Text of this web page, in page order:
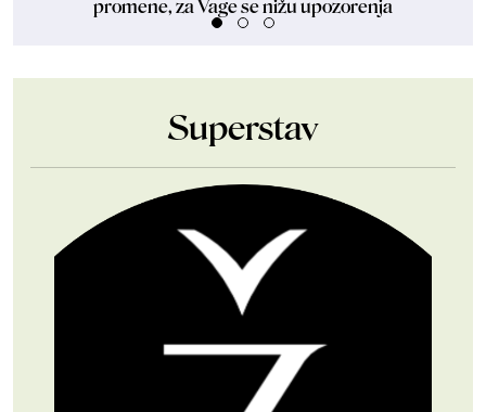
promene, za Vage se nižu upozorenja
Superstav